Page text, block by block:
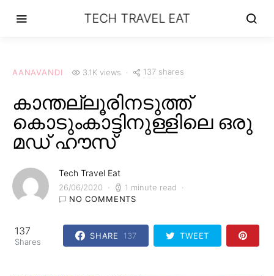
TECH TRAVEL EAT
AANAVANDI 3.1K views 137 shares
കാന്തല്ലൂരിനടുത്ത്
കൊടുംകാട്ടിനുള്ളിലെ ഒരു
മഡ് ഹൗസ്
Tech Travel Eat
26/06/2020
1 minute read
NO COMMENTS
137
Shares
SHARE 137 TWEET